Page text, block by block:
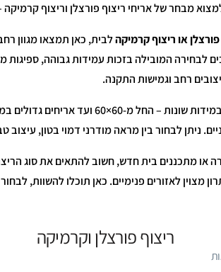
מבחר של אריחי ריצוף פורצלן וריצוף קרמיקה
פורצלן או ריצוף קרמיקהלבית, כאן תמצאו מגוון
לבחירה המובילה בזכות עמידות גבוהה,
רחב וגמישות התקנה.
ניתן לבחור בין מראה מודרני דמוי בטון, עיצוב
או מתכננים בית חדש, חשוב להתאים את סוג
מצוין לאזורים פנימיים. כאן תוכלו להשוות,
ריצוף פורצלן וקרמיקה